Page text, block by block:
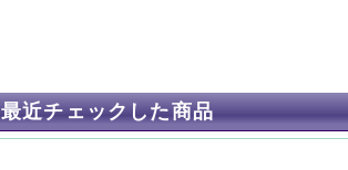
最近チェックした商品